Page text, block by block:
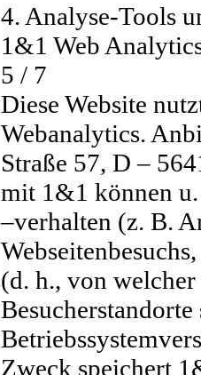
4. Analyse-Tools
1&1 Web
5 / 7
Diese Website
Webanalytics.
Straße 57, D –
mit 1&1 können u.
–verhalten (z. B.
(d. h., von
Zweck speichert